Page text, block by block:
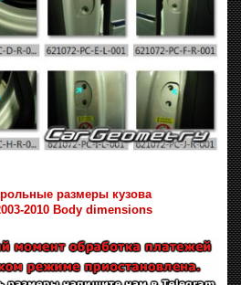
размеры кузова
2010 Body dimensions